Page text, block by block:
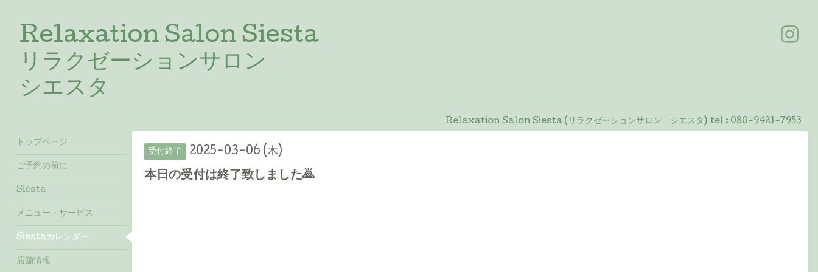
Relaxation Salon Siesta
リラクゼーションサロン
シエスタ
Relaxation Salon Siesta (リラクゼーションサロン シエスタ) tel : 080-9421-7953
受付終了 2025-03-06 (木)
本日の受付は終了致しました🙇
トップページ
ご予約の前に
Siesta
メニュー・サービス
Siestaカレンダー
店舗情報